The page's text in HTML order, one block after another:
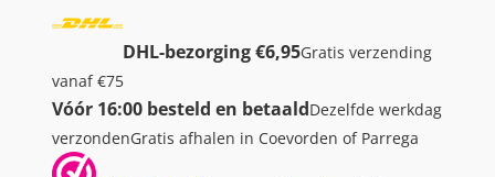
DHL-bezorging €6,95Gratis verzending
vanaf €75
Vóór 16:00 besteld en betaaldDezelfde werkdag
verzondenGratis afhalen in Coevorden of Parrega